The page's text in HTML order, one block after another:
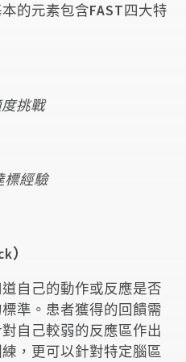
的元素包含FAST四大特
挑戰
標經驗
）
自己的動作或反應是否
準。患者獲得的回饋需
自己較弱的反應區作出
，更可以針對特定腦區